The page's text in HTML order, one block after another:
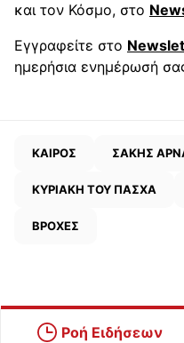
και τον Κόσμο, στο
Εγγραφείτε στο
ημερήσια ενημέρωσή
ΚΑΙΡΟΣ ΣΑΚΗΣ
ΚΥΡΙΑΚΗ ΤΟΥ ΠΑΣΧΑ
ΒΡΟΧΕΣ
Ροή Ειδήσεων